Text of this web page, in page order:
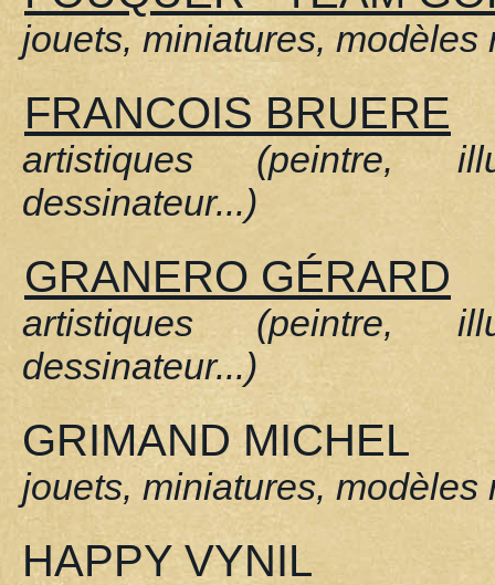
jouets, miniatures, modèles
FRANCOIS BRUERE
artistiques (peintre,
dessinateur...)
GRANERO GÉRARD
artistiques (peintre,
dessinateur...)
GRIMAND MICHEL
jouets, miniatures, modèles
HAPPY VYNIL